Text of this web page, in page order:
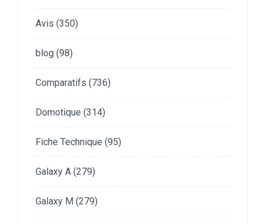
Avis (350)
blog (98)
Comparatifs (736)
Domotique (314)
Fiche Technique (95)
Galaxy A (279)
Galaxy M (279)